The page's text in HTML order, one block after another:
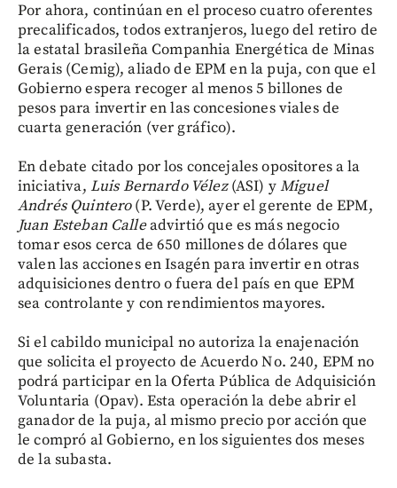
Por ahora, continúan en el proceso cuatro oferentes
precalificados, todos extranjeros, luego del retiro de
la estatal brasileña Companhia Energética de Minas
Gerais (Cemig), aliado de EPM en la puja, con que el
Gobierno espera recoger al menos 5 billones de
pesos para invertir en las concesiones viales de
cuarta generación (ver gráfico).
En debate citado por los concejales opositores a la
iniciativa, Luis Bernardo Vélez(ASI) yMiguel
Andrés Quintero(P. Verde), ayer el gerente de EPM,
Juan Esteban Calleadvirtió que es más negocio
tomar esos cerca de 650 millones de dólares que
valen las acciones en Isagén para invertir en otras
adquisiciones dentro o fuera del país en que EPM
sea controlante y con rendimientos mayores.
Si el cabildo municipal no autoriza la enajenación
que solicita el proyecto de Acuerdo No. 240, EPM no
podrá participar en la Oferta Pública de Adquisición
Voluntaria (Opav). Esta operación la debe abrir el
ganador de la puja, al mismo precio por acción que
le compró al Gobierno, en los siguientes dos meses
de la subasta.